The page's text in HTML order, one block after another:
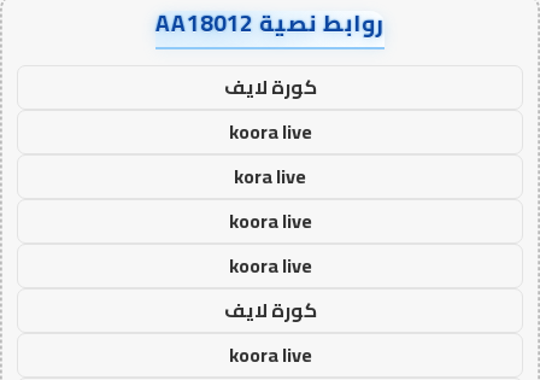
روابط نصية AA18012
كورة لايف
koora live
kora live
koora live
koora live
كورة لايف
koora live